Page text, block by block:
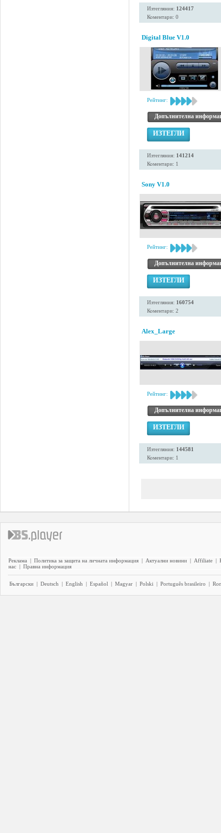
Изтегляния: 124417
Коментари: 0
Digital Blue V1.0
Рейтинг:
Допълнителна
ИЗТЕГЛИ
Изтегляния: 141214
Коментари: 1
Sony V1.0
Рейтинг:
Допълнителна
ИЗТЕГЛИ
Изтегляния: 160754
Коментари: 2
Alex_Large
Рейтинг:
Допълнителна
ИЗТЕГЛИ
Изтегляния: 144581
Коментари: 1
Реклама | Политика за защита на личната информация | Актуални новини | Affiliate |
нас | Правна информация
Български | Deutsch | English | Español | Magyar | Polski | Português brasileiro |